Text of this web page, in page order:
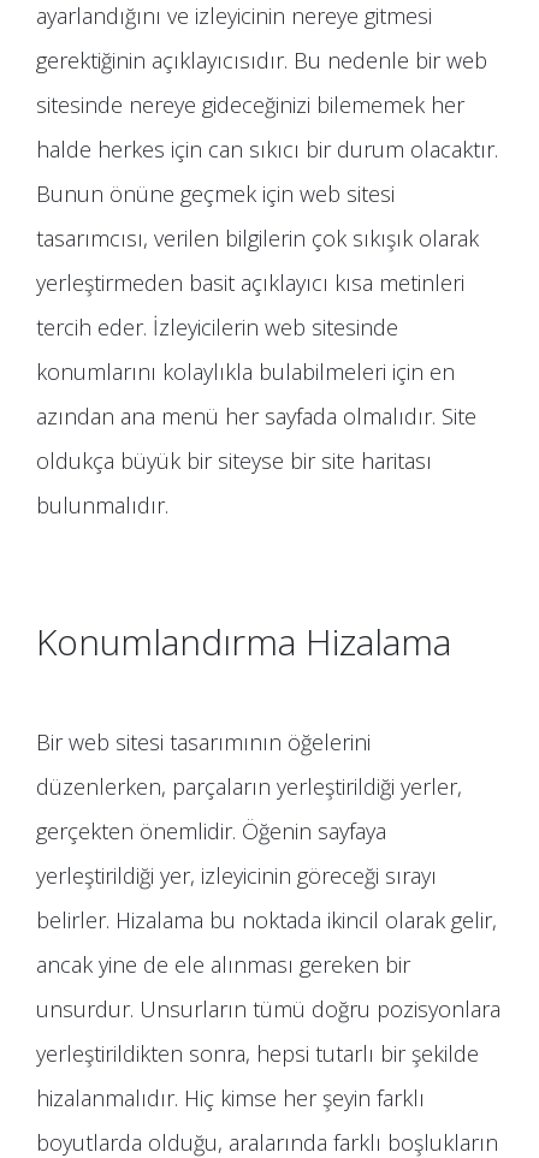
ayarlandığını ve izleyicinin nereye gitmesi
gerektiğinin açıklayıcısıdır. Bu nedenle bir web
sitesinde nereye gideceğinizi bilememek her
halde herkes için can sıkıcı bir durum olacaktır.
Bunun önüne geçmek için web sitesi
tasarımcısı, verilen bilgilerin çok sıkışık olarak
yerleştirmeden basit açıklayıcı kısa metinleri
tercih eder. İzleyicilerin web sitesinde
konumlarını kolaylıkla bulabilmeleri için en
azından ana menü her sayfada olmalıdır. Site
oldukça büyük bir siteyse bir site haritası
bulunmalıdır.
Konumlandırma Hizalama
Bir web sitesi tasarımının öğelerini
düzenlerken, parçaların yerleştirildiği yerler,
gerçekten önemlidir. Öğenin sayfaya
yerleştirildiği yer, izleyicinin göreceği sırayı
belirler. Hizalama bu noktada ikincil olarak gelir,
ancak yine de ele alınması gereken bir
unsurdur. Unsurların tümü doğru pozisyonlara
yerleştirildikten sonra, hepsi tutarlı bir şekilde
hizalanmalıdır. Hiç kimse her şeyin farklı
boyutlarda olduğu, aralarında farklı boşlukların